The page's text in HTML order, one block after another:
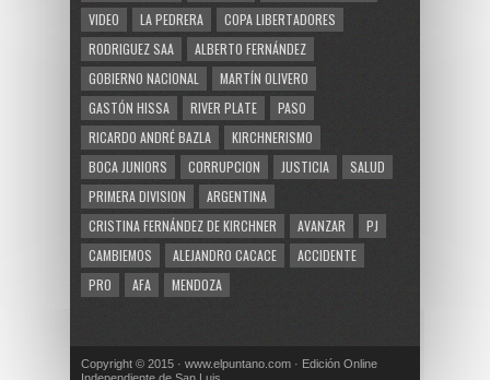
VIDEO
LA PEDRERA
COPA LIBERTADORES
RODRIGUEZ SAA
ALBERTO FERNÁNDEZ
GOBIERNO NACIONAL
MARTÍN OLIVERO
GASTÓN HISSA
RIVER PLATE
PASO
RICARDO ANDRÉ BAZLA
KIRCHNERISMO
BOCA JUNIORS
CORRUPCION JUSTICIA
SALUD
PRIMERA DIVISION
ARGENTINA
CRISTINA FERNÁNDEZ DE KIRCHNER
AVANZAR
PJ
CAMBIEMOS
ALEJANDRO CACACE
ACCIDENTE
PRO
AFA MENDOZA
Copyright © 2015 · www.elpuntano.com · Edición Online